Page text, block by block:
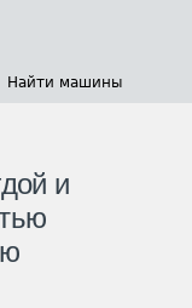
Найти машины
и